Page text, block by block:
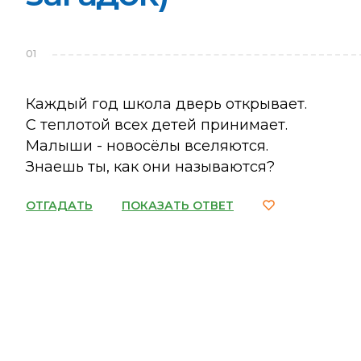
01
Каждый год школа дверь открывает.
С теплотой всех детей принимает.
Малыши - новосёлы вселяются.
Знаешь ты, как они называются?
ОТГАДАТЬ ПОКАЗАТЬ ОТВЕТ